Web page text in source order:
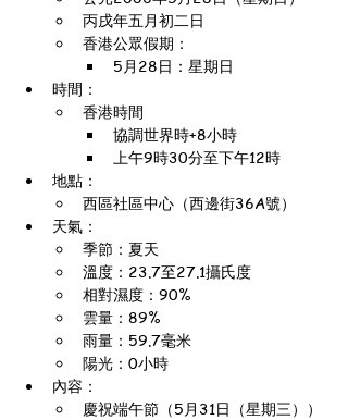
丙戌年五月初二日
香港公眾假期：
5月28日：星期日
時間：
香港時間
協調世界時+8小時
上午9時30分至下午12時
地點：
西區社區中心（西邊街36A號）
天氣：
季節：夏天
溫度：23.7至27.1攝氏度
相對濕度：90%
雲量：89%
雨量：59.7毫米
陽光：0小時
內容：
慶祝端午節（5月31日（星期三））